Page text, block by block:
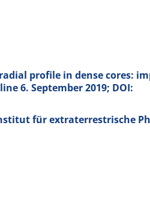
profile in dense cores:
6. September 2019; DOI:
für extraterrestrische